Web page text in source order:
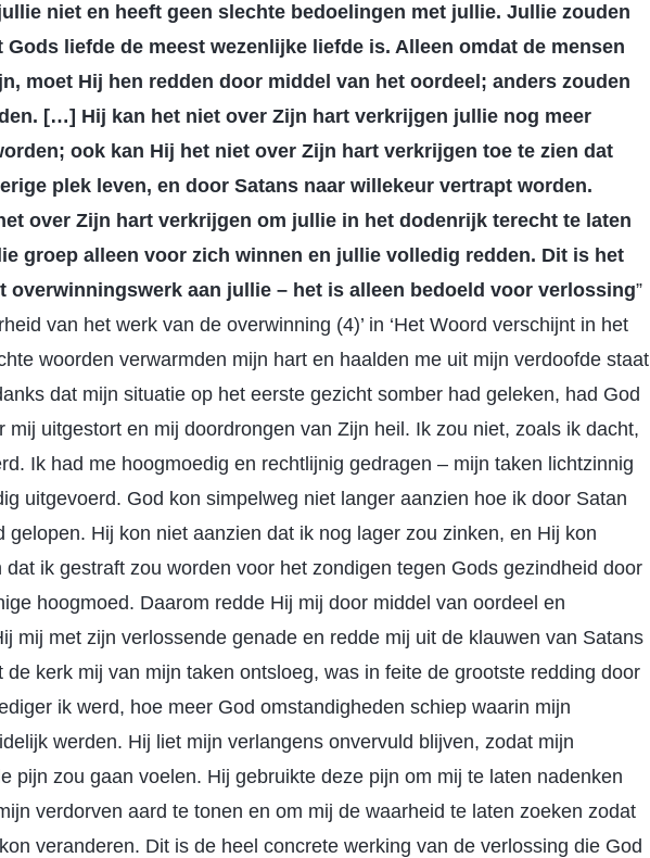
niet en heeft geen slechte bedoelingen met jullie. Jullie zouden
Gods liefde de meest wezenlijke liefde is. Alleen omdat de mensen
moet Hij hen redden door middel van het oordeel; anders zouden
[…] Hij kan het niet over Zijn hart verkrijgen jullie nog meer
ook kan Hij het niet over Zijn hart verkrijgen toe te zien dat
plek leven, en door Satans naar willekeur vertrapt worden.
over Zijn hart verkrijgen om jullie in het dodenrijk terecht te laten
groep alleen voor zich winnen en jullie volledig redden. Dit is het
overwinningswerk aan jullie – het is alleen bedoeld voor verlossing”
van het werk van de overwinning (4)’ in ‘Het Woord verschijnt in het
woorden verwarmden mijn hart en haalden me uit mijn verdoofde staat
dat mijn situatie op het eerste gezicht somber had geleken, had God
mij uitgestort en mij doordrongen van Zijn heil. Ik zou niet, zoals ik dacht,
Ik had me hoogmoedig en rechtlijnig gedragen – mijn taken lichtzinnig
uitgevoerd. God kon simpelweg niet langer aanzien hoe ik door Satan
gelopen. Hij kon niet aanzien dat ik nog lager zou zinken, en Hij kon
dat ik gestraft zou worden voor het zondigen tegen Gods gezindheid door
hoogmoed. Daarom redde Hij mij door middel van oordeel en
mij met zijn verlossende genade en redde mij uit de klauwen van Satans
de kerk mij van mijn taken ontsloeg, was in feite de grootste redding door
ik werd, hoe meer God omstandigheden schiep waarin mijn
werden. Hij liet mijn verlangens onvervuld blijven, zodat mijn
pijn zou gaan voelen. Hij gebruikte deze pijn om mij te laten nadenken
verdorven aard te tonen en om mij de waarheid te laten zoeken zodat
veranderen. Dit is de heel concrete werking van de verlossing die God